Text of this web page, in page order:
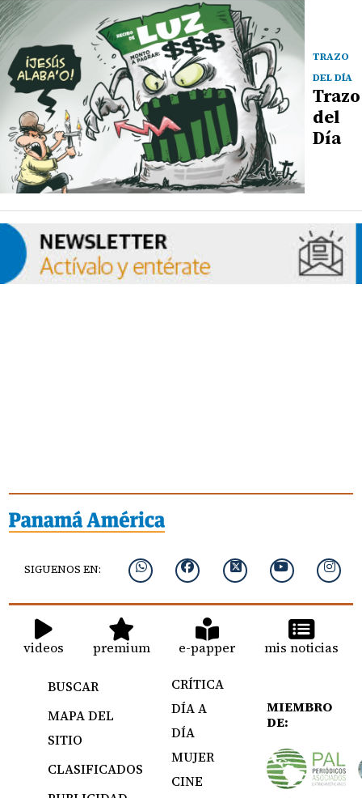
TRAZO
DEL DÍA
Trazo
del
Día
SIGUENOS EN:
videos premium e-papper mis noticias
BUSCAR
MAPA DEL
SITIO
CLASIFICADOS
CRÍTICA
DÍA A
DÍA
MUJER
CINE
MIEMBRO
DE: